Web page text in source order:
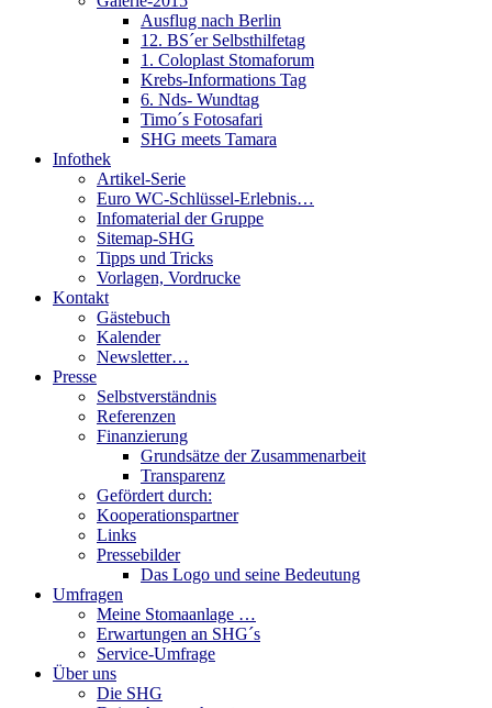
Ausflug nach Berlin
12. BS´er Selbsthilfetag
1. Coloplast Stomaforum
Krebs-Informations Tag
6. Nds- Wundtag
Timo´s Fotosafari
SHG meets Tamara
Infothek
Artikel-Serie
Euro WC-Schlüssel-Erlebnis…
Infomaterial der Gruppe
Sitemap-SHG
Tipps und Tricks
Vorlagen, Vordrucke
Kontakt
Gästebuch
Kalender
Newsletter…
Presse
Selbstverständnis
Referenzen
Finanzierung
Grundsätze der Zusammenarbeit
Transparenz
Gefördert durch:
Kooperationspartner
Links
Pressebilder
Das Logo und seine Bedeutung
Umfragen
Meine Stomaanlage …
Erwartungen an SHG´s
Service-Umfrage
Über uns
Die SHG